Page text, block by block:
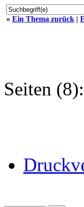
« Ein Thema zurück |
Seiten (8):